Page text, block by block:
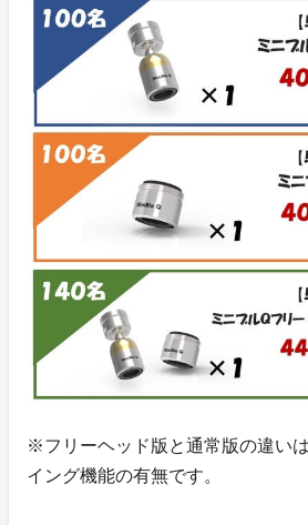
※フリーヘッド版と通常版の違い
イング機能の有無です。